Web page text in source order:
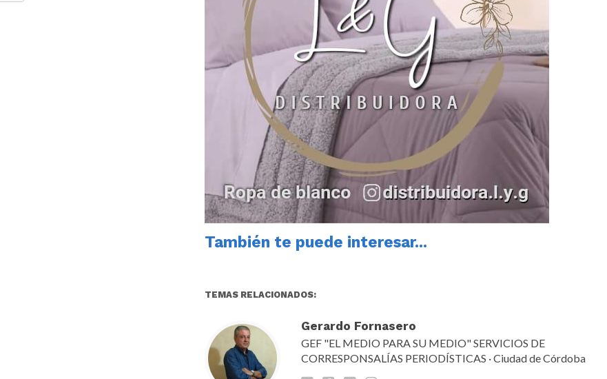
También te puede interesar...
TEMAS RELACIONADOS:
Gerardo Fornasero
GEF "EL MEDIO PARA SU MEDIO" SERVICIOS DE
CORRESPONSALÍAS PERIODÍSTICAS · Ciudad de Córdoba